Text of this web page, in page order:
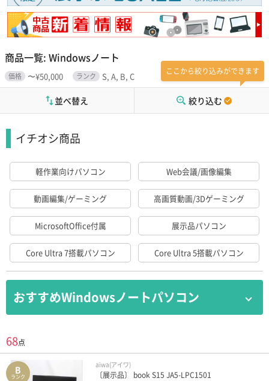
商品一覧: Windowsノート
価格 〜¥50,000 ランク S, A, B, C ここから絞り込みができます
絞り込む
並べ替え
イチオシ商品
軽作業向けパソコン Web会議/画像編集
動画編集/ゲーミング 高画質動画/3Dゲーミング
MicrosoftOffice付属 展示品パソコン
Core Ultra 7搭載パソコン Core Ultra 5搭載パソコン
おすすめWindowsノートパソコン
リ8GB以上/液晶15.4インチ未満※Office付属は除
く
68点
B
ランク
aiwa(アイワ)
〔展示品〕 book S15 JA5-LPC1501